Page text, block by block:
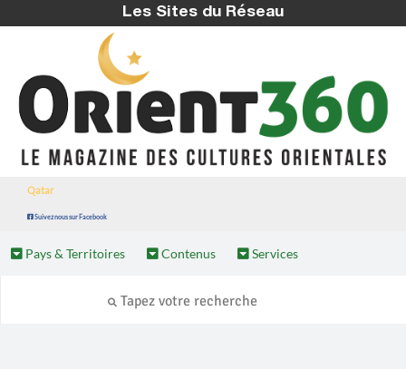
Les Sites du Réseau
Qatar
Suivez nous sur Facebook
Pays & Territoires Contenus Services